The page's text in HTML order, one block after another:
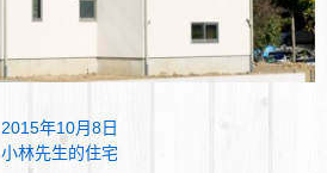
2015年10月8日
小林先生的住宅